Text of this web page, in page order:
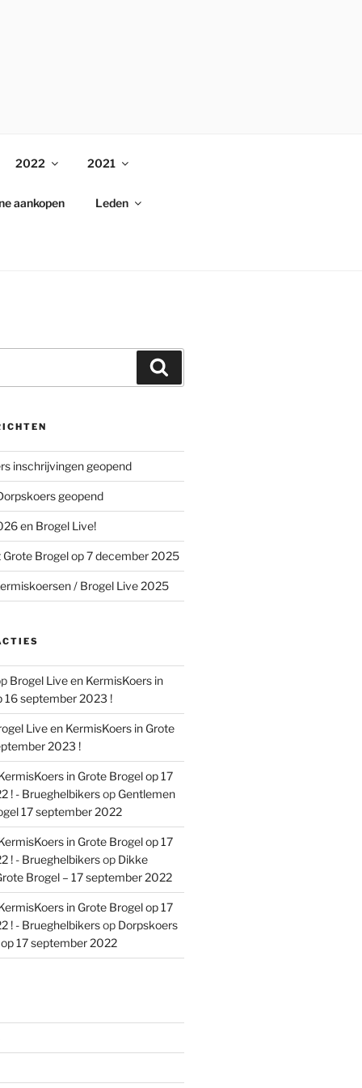
2022 2021
aankopen Leden
inschrijvingen geopend
geopend
en Brogel Live!
Brogel op 7 december 2025
/ Brogel Live 2025
Brogel Live en KermisKoers in
16 september 2023 !
Live en KermisKoers in Grote
2023 !
in Grote Brogel op 17
! - Brueghelbikersop Gentlemen
17 september 2022
in Grote Brogel op 17
! - Brueghelbikersop Dikke
Brogel – 17 september 2022
in Grote Brogel op 17
! - Brueghelbikersop Dorpskoers
17 september 2022